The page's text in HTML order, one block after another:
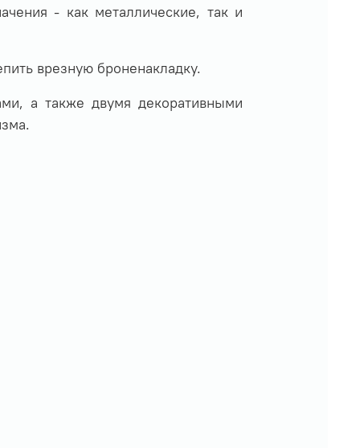
- как металлические, так и
врезную броненакладку.
а также двумя декоративными